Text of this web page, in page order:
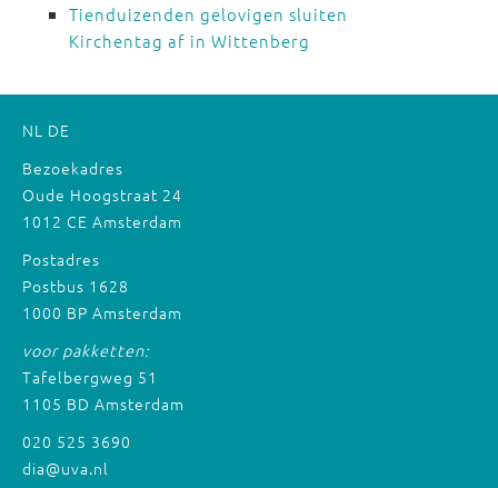
Tienduizenden gelovigen sluiten
Kirchentag af in Wittenberg
NL DE
Bezoekadres
Oude Hoogstraat 24
1012 CE Amsterdam
Postadres
Postbus 1628
1000 BP Amsterdam
voor pakketten:
Tafelbergweg 51
1105 BD Amsterdam
020 525 3690
dia@uva.nl